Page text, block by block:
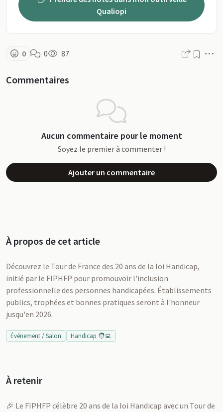
Qualiopi
0 0 87
Commentaires
Aucun commentaire pour le moment
Soyez le premier à commenter !
Ajouter un commentaire
À propos de cet article
Découvrez le Tour de France des 20 ans de la loi Handicap,
initié par le FIPHFP pour promouvoir l'inclusion
professionnelle des personnes handicapées. Établissements
publics, trophées et bonnes pratiques seront à l'honneur
jusqu'en 2026.
Événement / Salon Handicap 🧑‍💻
À retenir
🎉 Le FIPHFP célèbre 20 ans de la loi Handicap avec un Tour de